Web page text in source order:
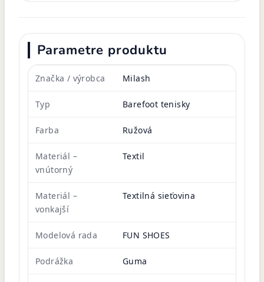
Parametre produktu
Značka / výrobca Milash
Typ Barefoot tenisky
Farba Ružová
Materiál –
vnútorný
Textil
Materiál –
vonkajší
Textilná sieťovina
Modelová rada FUN SHOES
Podrážka Guma